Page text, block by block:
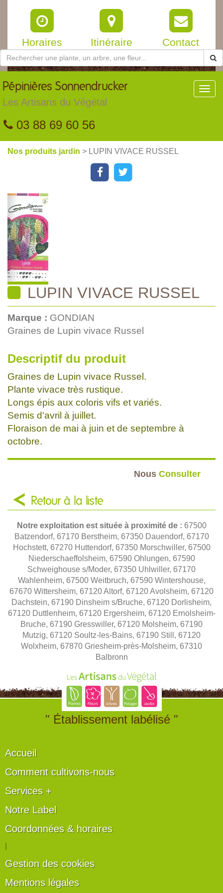
Horaires Itinéraire Contact
Pépinières Sonnendrucker
Les Artisans du Végétal
03 88 69 60 56
Nos produits jardin > LUPIN VIVACE RUSSEL
LUPIN VIVACE RUSSEL
Marque : GONDIAN
Graines de Lupin vivace Russel
Descriptif du produit
Graines de Lupin vivace Russel.
Plante vivace très rustique.
Longs épis aux coloris vifs et variés.
Semis d'avril à juillet.
Floraison de mai à juin et de septembre à
octobre.
Nous Consulter
Retour à la liste
Notre exploitation est située à proximité de : 67500
Batzendorf, 67170 Berstheim, 67350 Dauendorf, 67170
Hochstett, 67270 Huttendorf, 67350 Morschwiller, 67500
Niederschaeffolsheim, 67590 Ohlungen, 67590
Schweighouse s/Moder, 67350 Uhlwiller, 67170
Wahlenheim, 67500 Weitbruch, 67590 Wintershouse,
67670 Wittersheim, 67120 Altorf, 67120 Avolsheim, 67120
Dachstein, 67190 Dinsheim s/Bruche, 67120 Dorlisheim,
67120 Duttlenheim, 67120 Ergersheim, 67120 Ernolsheim-
Bruche, 67190 Gresswiller, 67120 Molsheim, 67190
Mutzig, 67120 Soultz-les-Bains, 67190 Still, 67120
Wolxheim, 67870 Griesheim-près-Molsheim, 67310
Balbronn
" Établissement labélisé "
Accueil
Comment cultivons-nous
Services +
Notre Label
Coordonnées & horaires
Gestion des cookies
Mentions légales